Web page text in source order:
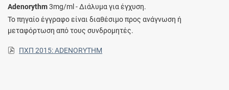
Adenorythm3mg/ml - Διάλυμα για έγχυση.
Το πηγαίο έγγραφο είναι διαθέσιμο προς ανάγνωση ή
μεταφόρτωση από τους συνδρομητές.
ΠΧΠ 2015: ADENORYTHM